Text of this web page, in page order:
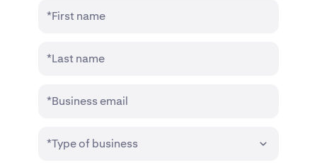
*First name
*Last name
*Business email
*Type of business